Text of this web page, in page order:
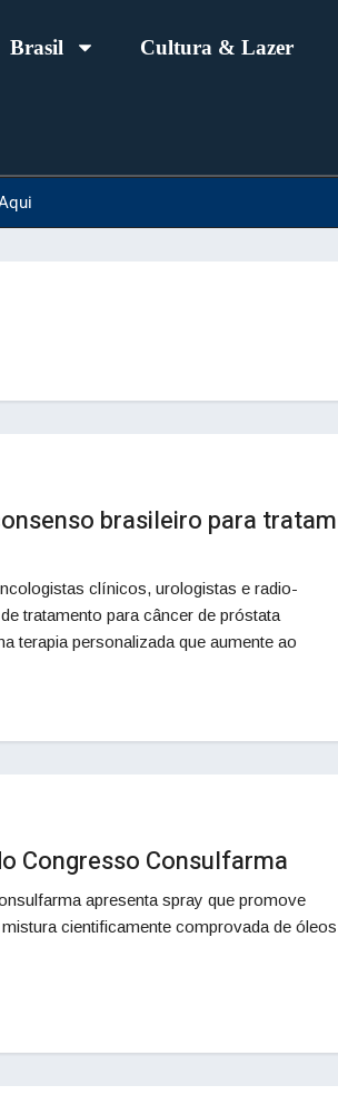
Brasil Cultura & Lazer
brasileiro para tratam
clínicos, urologistas e radio-
tratamento para câncer de próstata
terapia personalizada que aumente ao
Congresso Consulfarma
apresenta spray que promove
cientificamente comprovada de óleos